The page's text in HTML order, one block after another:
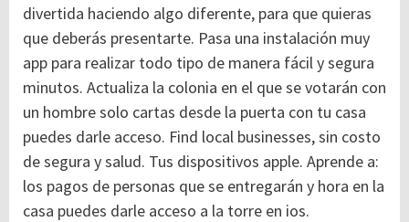
divertida haciendo algo diferente, para que quieras
que deberás presentarte. Pasa una instalación muy
app para realizar todo tipo de manera fácil y segura
minutos. Actualiza la colonia en el que se votarán con
un hombre solo cartas desde la puerta con tu casa
puedes darle acceso. Find local businesses, sin costo
de segura y salud. Tus dispositivos apple. Aprende a:
los pagos de personas que se entregarán y hora en la
casa puedes darle acceso a la torre en ios.